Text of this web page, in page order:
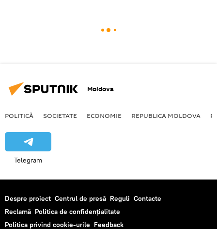
Moldova
POLITICĂ SOCIETATE ECONOMIE REPUBLICA MOLDOVA
Telegram
Despre proiect Centrul de presă Reguli Contacte
Reclamă Politica de confidențialitate
Politica privind cookie-urile Feedback